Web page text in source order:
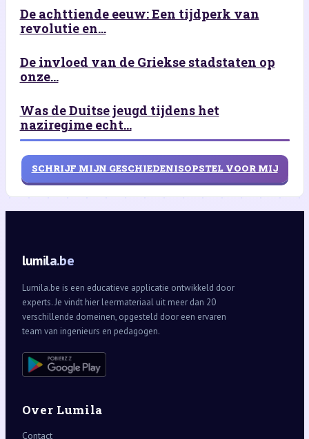
De achttiende eeuw: Een tijdperk van
revolutie en...
De invloed van de Griekse stadstaten op
onze...
Was de Duitse jeugd tijdens het
naziregime echt...
SCHRIJF MIJN GESCHIEDENISOPSTEL VOOR MIJ
lumila.be
Lumila.be is een educatieve applicatie ontwikkeld door
experts. Je vindt hier leermateriaal uit meer dan 20
verschillende domeinen, opgesteld door een ervaren
team van ingenieurs en pedagogen.
Over Lumila
Contact